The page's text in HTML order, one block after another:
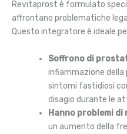
Revitaprost è formulato
affrontano problematiche
Questo integratore è ideale
Soffrono di
infiammazione
sintomi fastidiosi
disagio durante le
Hanno problemi di
un aumento della